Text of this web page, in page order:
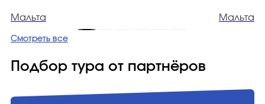
Мальта Мальта
Смотреть все
Подбор тура от партнёров